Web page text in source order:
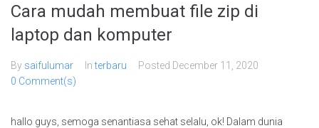
Cara mudah membuat file zip di
laptop dan komputer
By saifulumar Interbaru Posted December 11, 2020
0 Comment(s)
hallo guys, semoga senantiasa sehat selalu, ok! Dalam dunia